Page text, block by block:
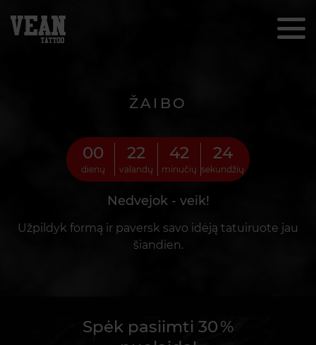
ŽAIBO
00
dienų
22
valandų
42
minučių
22
sekundžių
Nedvejok - veik!
Užpildyk formą ir paversk savo idėją tatuiruote jau
šiandien.
Spėk pasiimti 30 %